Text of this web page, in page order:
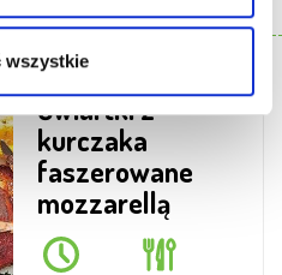
wszystkie
PRZEPISY
Ćwiartki z
kurczaka
faszerowane
mozzarellą